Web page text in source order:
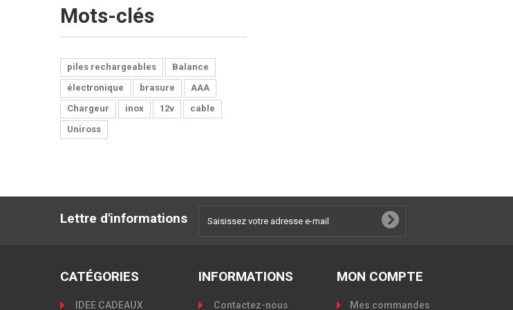
Mots-clés
piles rechargeables
Balance
électronique
brasure
AAA
Chargeur
inox 12v
cable
Uniross
Lettre d'informations
CATÉGORIES
IDEE CADEAUX
INFORMATIONS
Contactez-nous
MON COMPTE
Mes commandes